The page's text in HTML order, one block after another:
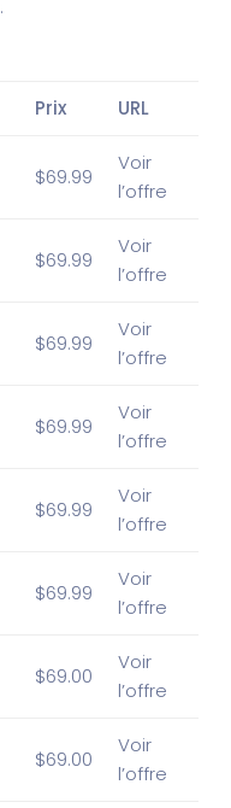
.
Prix URL
$69.99
Voir
l’offre
$69.99
Voir
l’offre
$69.99
Voir
l’offre
$69.99
Voir
l’offre
$69.99
Voir
l’offre
$69.99
Voir
l’offre
$69.00
Voir
l’offre
$69.00
Voir
l’offre